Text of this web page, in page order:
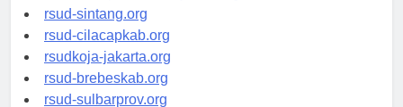
rsudrtnotopuro-sidoarjokab.org
rsud-sintang.org
rsud-cilacapkab.org
rsudkoja-jakarta.org
rsud-brebeskab.org